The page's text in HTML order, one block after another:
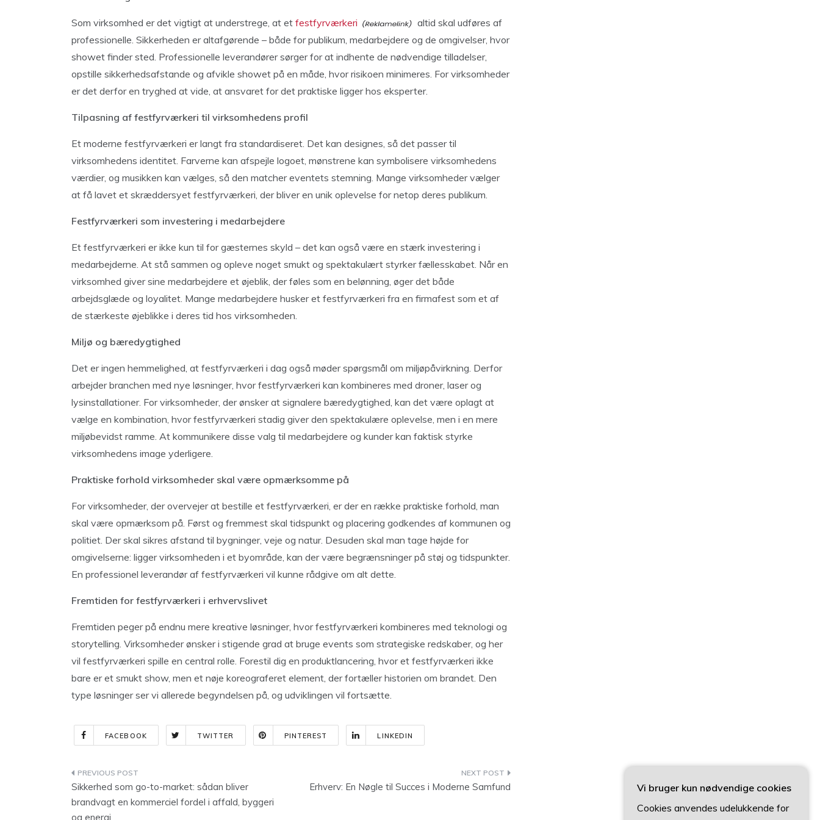
Som virksomhed er det vigtigt at understrege, at et festfyrværkeri
altid skal udføres af
professionelle. Sikkerheden er altafgørende – både for publikum, medarbejdere og de omgivelser, hvor
showet finder sted. Professionelle leverandører sørger for at indhente de nødvendige tilladelser,
opstille sikkerhedsafstande og afvikle showet på en måde, hvor risikoen minimeres. For virksomheder
er det derfor en tryghed at vide, at ansvaret for det praktiske ligger hos eksperter.
Tilpasning af festfyrværkeri til virksomhedens profil
Et moderne festfyrværkeri er langt fra standardiseret. Det kan designes, så det passer til
virksomhedens identitet. Farverne kan afspejle logoet, mønstrene kan symbolisere virksomhedens
værdier, og musikken kan vælges, så den matcher eventets stemning. Mange virksomheder vælger
at få lavet et skræddersyet festfyrværkeri, der bliver en unik oplevelse for netop deres publikum.
Festfyrværkeri som investering i medarbejdere
Et festfyrværkeri er ikke kun til for gæsternes skyld – det kan også være en stærk investering i
medarbejderne. At stå sammen og opleve noget smukt og spektakulært styrker fællesskabet. Når en
virksomhed giver sine medarbejdere et øjeblik, der føles som en belønning, øger det både
arbejdsglæde og loyalitet. Mange medarbejdere husker et festfyrværkeri fra en firmafest som et af
de stærkeste øjeblikke i deres tid hos virksomheden.
Miljø og bæredygtighed
Det er ingen hemmelighed, at festfyrværkeri i dag også møder spørgsmål om miljøpåvirkning. Derfor
arbejder branchen med nye løsninger, hvor festfyrværkeri kan kombineres med droner, laser og
lysinstallationer. For virksomheder, der ønsker at signalere bæredygtighed, kan det være oplagt at
vælge en kombination, hvor festfyrværkeri stadig giver den spektakulære oplevelse, men i en mere
miljøbevidst ramme. At kommunikere disse valg til medarbejdere og kunder kan faktisk styrke
virksomhedens image yderligere.
Praktiske forhold virksomheder skal være opmærksomme på
For virksomheder, der overvejer at bestille et festfyrværkeri, er der en række praktiske forhold, man
skal være opmærksom på. Først og fremmest skal tidspunkt og placering godkendes af kommunen og
politiet. Der skal sikres afstand til bygninger, veje og natur. Desuden skal man tage højde for
omgivelserne: ligger virksomheden i et byområde, kan der være begrænsninger på støj og tidspunkter.
En professionel leverandør af festfyrværkeri vil kunne rådgive om alt dette.
Fremtiden for festfyrværkeri i erhvervslivet
Fremtiden peger på endnu mere kreative løsninger, hvor festfyrværkeri kombineres med teknologi og
storytelling. Virksomheder ønsker i stigende grad at bruge events som strategiske redskaber, og her
vil festfyrværkeri spille en central rolle. Forestil dig en produktlancering, hvor et festfyrværkeri ikke
bare er et smukt show, men et nøje koreograferet element, der fortæller historien om brandet. Den
type løsninger ser vi allerede begyndelsen på, og udviklingen vil fortsætte.
FACEBOOK TWITTER PINTEREST LINKEDIN
Indlægsnavigation
Sikkerhed som go-to-market: sådan bliver
brandvagt en kommerciel fordel i affald, byggeri
og energi
Erhverv: En Nøgle til Succes i Moderne Samfund
Vi bruger kun nødvendige cookies
Cookies anvendes udelukkende for